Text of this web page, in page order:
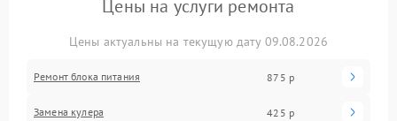
Цены на услуги ремонта
Цены актуальны на текущую дату 09.08.2026
Ремонт блока питания 875 р
Замена кулера 425 р